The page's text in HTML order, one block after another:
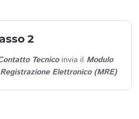
2
Tecnicoinvia il Modulo
Elettronico (MRE)